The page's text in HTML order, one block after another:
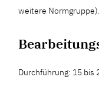
weitere Normgruppe).
Durchführung: 15 bis